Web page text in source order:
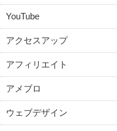
YouTube
アクセスアップ
アフィリエイト
アメブロ
ウェブデザイン